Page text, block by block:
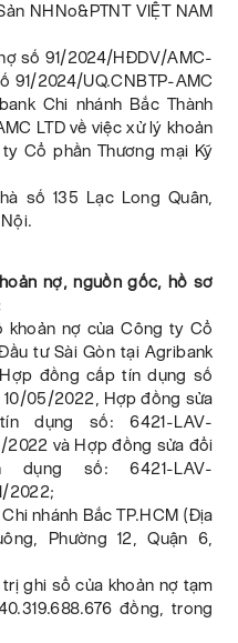
NHNo&PTNT VIỆT NAM
số 91/2024/HĐDV/AMC-
91/2024/UQ.CNBTP-AMC
Chi nhánh Bắc Thành
LTD về việc xử lý khoản
Cổ phần Thương mại Kỹ
số 135 Lạc Long Quân,
nợ, nguồn gốc, hồ sơ
khoản nợ của Công ty Cổ
tư Sài Gòn tại Agribank
đồng cấp tín dụng số
05/2022, Hợp đồng sửa
dụng số: 6421-LAV-
2022 và Hợp đồng sửa đổi
số: 6421-LAV-
2022;
nhánh Bắc TP.HCM (Địa
Phường 12, Quận 6,
ghi sổ của khoản nợ tạm
đồng, trong